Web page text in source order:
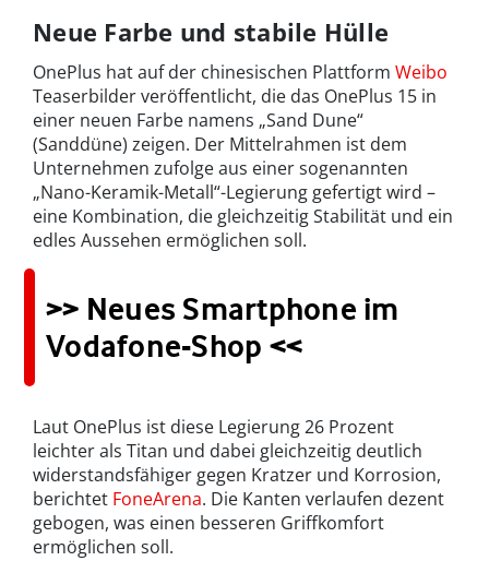
Neue Farbe und stabile Hülle
OnePlus hat auf der chinesischen Plattform Weibo
Teaserbilder veröffentlicht, die das OnePlus 15 in
einer neuen Farbe namens „Sand Dune“
(Sanddüne) zeigen. Der Mittelrahmen ist dem
Unternehmen zufolge aus einer sogenannten
„Nano-Keramik-Metall“-Legierung gefertigt wird –
eine Kombination, die gleichzeitig Stabilität und ein
edles Aussehen ermöglichen soll.
>> Neues Smartphone im
Vodafone-Shop <<
Laut OnePlus ist diese Legierung 26 Prozent
leichter als Titan und dabei gleichzeitig deutlich
widerstandsfähiger gegen Kratzer und Korrosion,
berichtet FoneArena. Die Kanten verlaufen dezent
gebogen, was einen besseren Griffkomfort
ermöglichen soll.